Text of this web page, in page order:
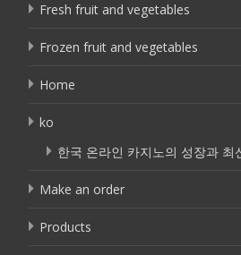
Fresh fruit and vegetables
Frozen fruit and vegetables
Home
ko
한국 온라인 카지노의 성장과 최
Make an order
Products